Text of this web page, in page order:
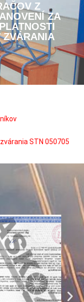
Z
ZA
ZVÁRANIA
STN 050705